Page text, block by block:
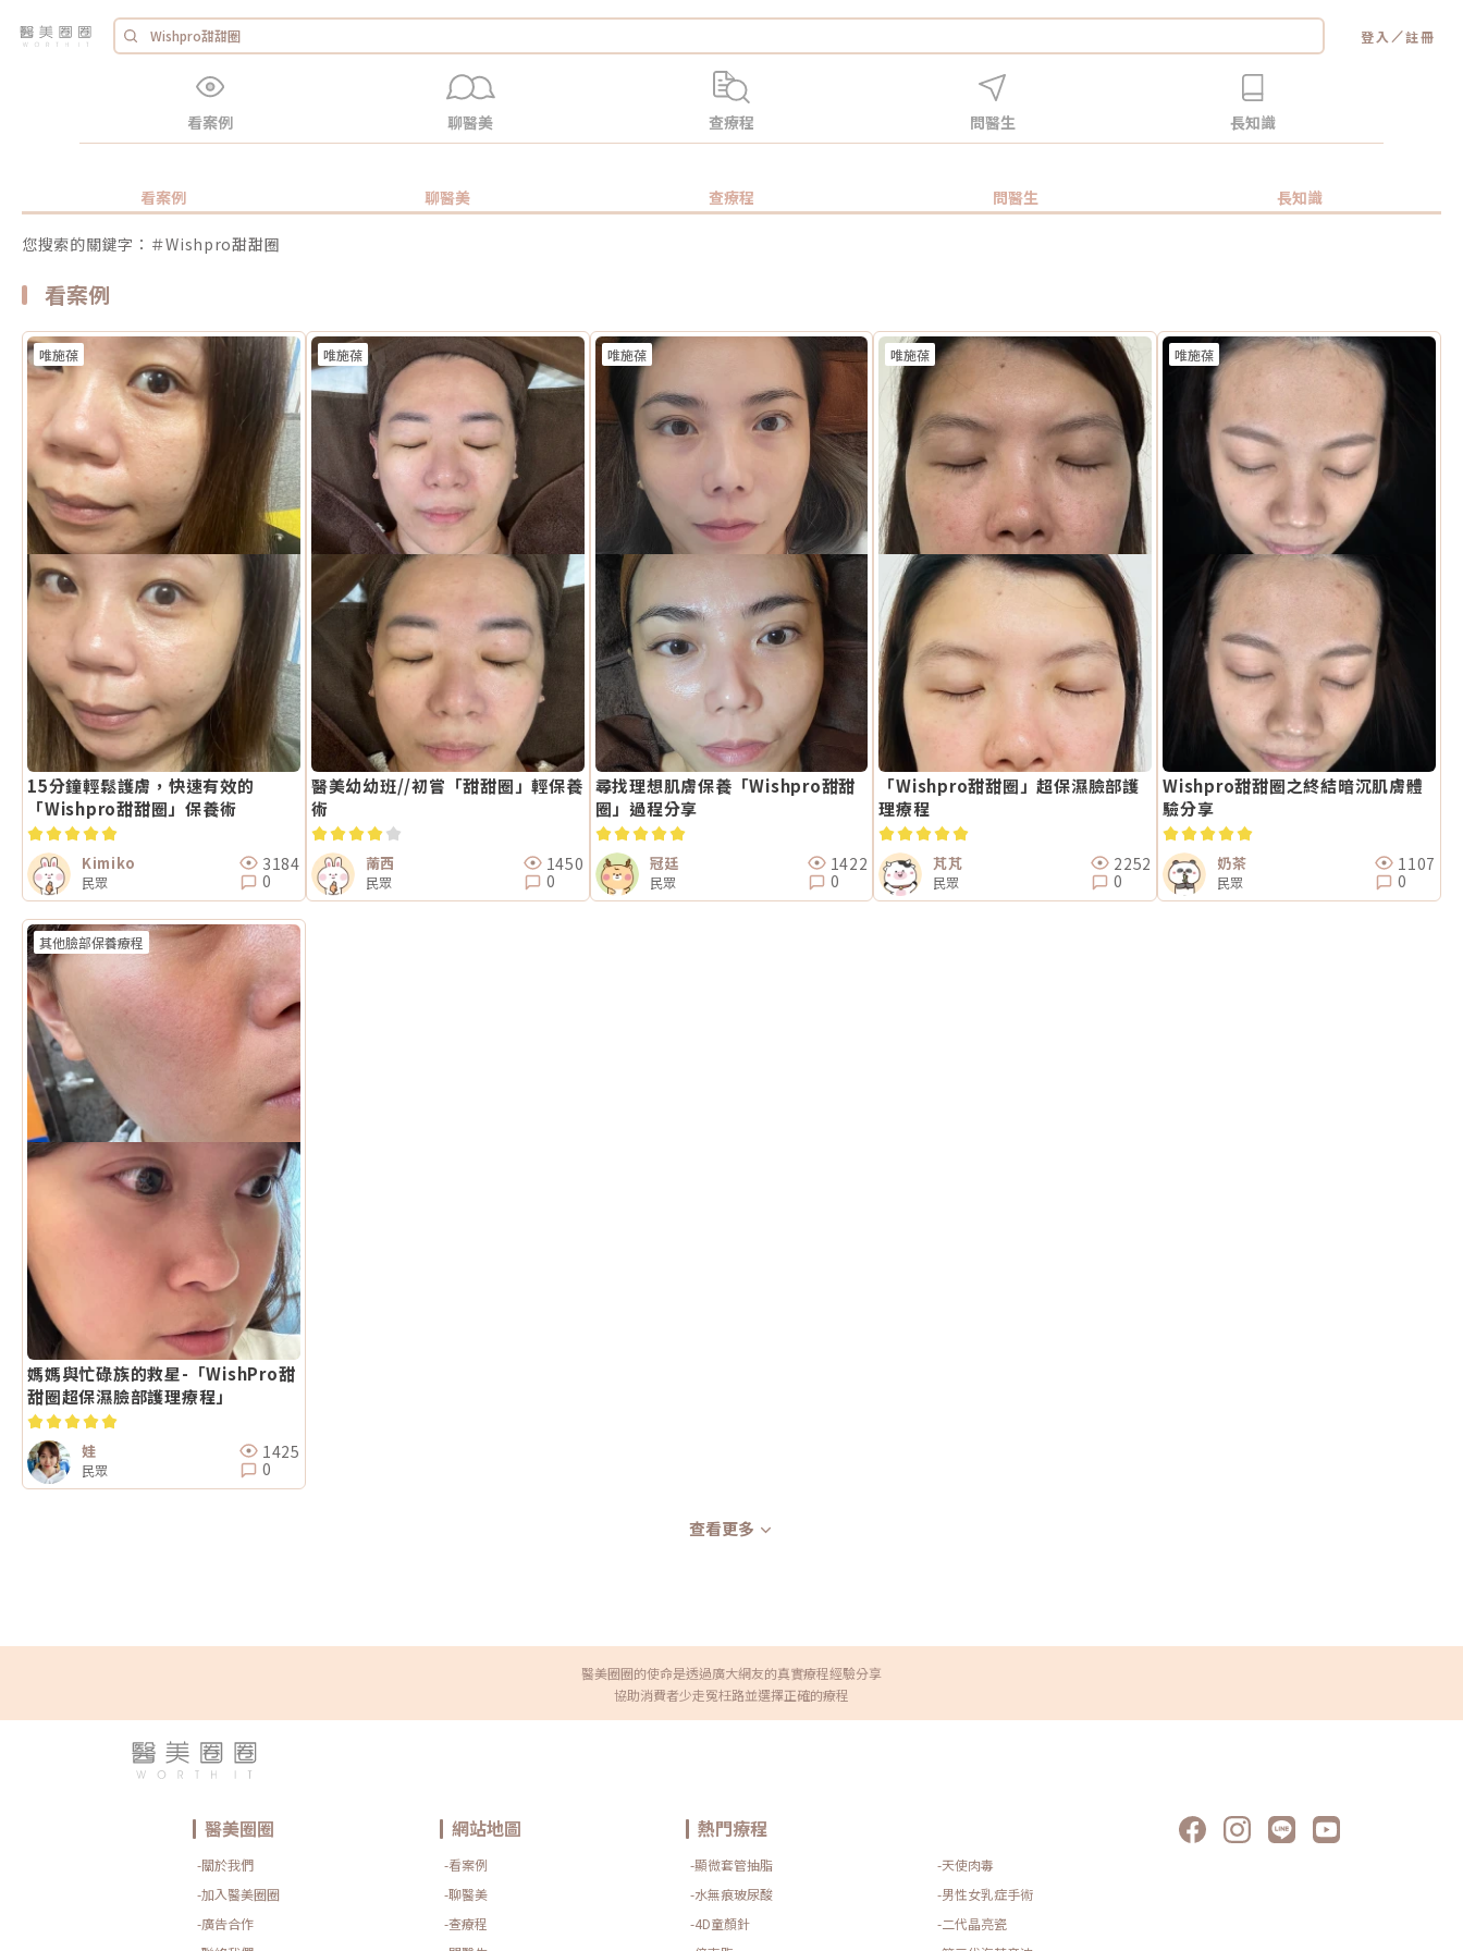
登入 ／註冊
看案例 聊醫美 查療程 問醫生 長知識
看案例 聊醫美 查療程 問醫生 長知識
您搜索的關鍵字：＃Wishpro甜甜圈
看案例
唯施葆
15分鐘輕鬆護膚，快速有效的
「Wishpro甜甜圈」保養術
Kimiko
民眾
3184
0
其他臉部保養療程
媽媽與忙碌族的救星-「WishPro甜
甜圈超保濕臉部護理療程」
娃
民眾
1425
0
唯施葆
醫美幼幼班//初嘗「甜甜圈」輕保養
術
萳西
民眾
1450
0
唯施葆
尋找理想肌膚保養「Wishpro甜甜
圈」過程分享
冠廷
民眾
1422
0
唯施葆
「Wishpro甜甜圈」超保濕臉部護
理療程
芃芃
民眾
2252
0
唯施葆
Wishpro甜甜圈之終結暗沉肌膚體
驗分享
奶茶
民眾
1107
0
查看更多
醫美圈圈的使命是透過廣大網友的真實療程經驗分享
協助消費者少走冤枉路並選擇正確的療程
醫美圈圈
-關於我們
-加入醫美圈圈
-廣告合作
網站地圖
-看案例
-聊醫美
-查療程
熱門療程
-顯微套管抽脂
-天使肉毒
-水無痕玻尿酸
-男性女乳症手術
-4D童顏針
-二代晶亮瓷